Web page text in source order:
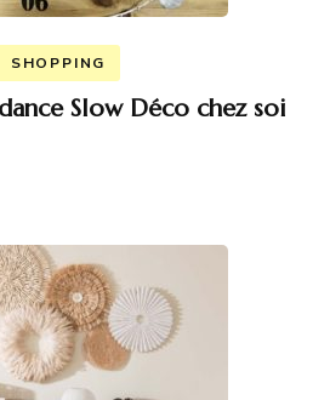
SHOPPING
Slow Déco chez soi